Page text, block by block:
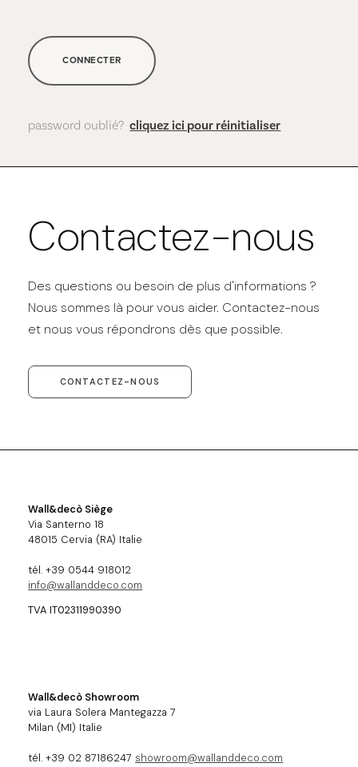
CONNECTER
password oublié? cliquez ici pour réinitialiser
Contactez-nous
Des questions ou besoin de plus d'informations ?
Nous sommes là pour vous aider. Contactez-nous
et nous vous répondrons dès que possible.
CONTACTEZ-NOUS
Wall&decò Siège
Via Santerno 18
48015 Cervia (RA) Italie
tél. +39 0544 918012
info@wallanddeco.com
TVA IT02311990390
Wall&decò Showroom
via Laura Solera Mantegazza 7
Milan (MI) Italie
tél. +39 02 87186247 showroom@wallanddeco.com